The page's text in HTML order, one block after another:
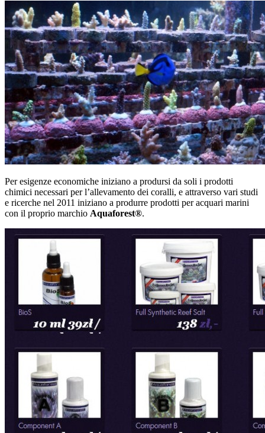
Per esigenze economiche iniziano a prodursi da soli i prodotti
chimici necessari per l’allevamento dei coralli, e attraverso vari studi
e ricerche nel 2011 iniziano a produrre prodotti per acquari marini
con il proprio marchio Aquaforest®.